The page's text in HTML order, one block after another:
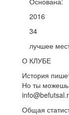
2016
34
лучшее
О КЛУБЕ
История
Но ты
Общая